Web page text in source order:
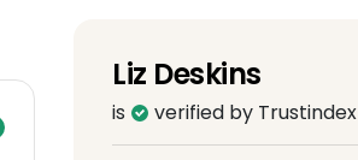
Liz Deskins
is verified by Trustindex